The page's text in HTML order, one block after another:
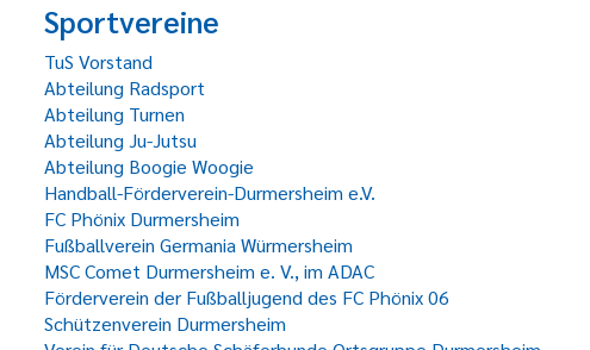
Sportvereine
TuS Vorstand
Abteilung Radsport
Abteilung Turnen
Abteilung Ju-Jutsu
Abteilung Boogie Woogie
Handball-Förderverein-Durmersheim e.V.
FC Phönix Durmersheim
Fußballverein Germania Würmersheim
MSC Comet Durmersheim e. V., im ADAC
Förderverein der Fußballjugend des FC Phönix 06
Schützenverein Durmersheim